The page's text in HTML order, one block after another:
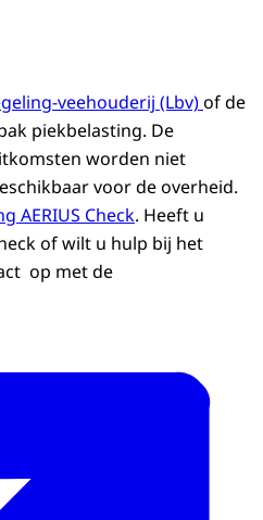
veehouderij (Lbv)of de
piekbelasting. De
worden niet
voor de overheid.
AERIUS Check. Heeft u
of wilt u hulp bij het
op met de